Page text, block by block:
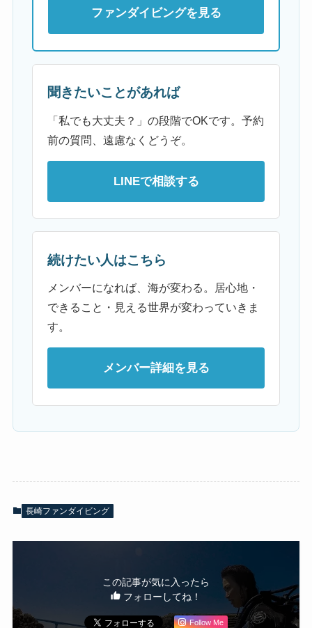
ファンダイビングを見る
聞きたいことがあれば
「私でも大丈夫？」の段階でOKです。予約
前の質問、遠慮なくどうぞ。
LINEで相談する
続けたい人はこちら
メンバーになれば、海が変わる。居心地・
できること・見える世界が変わっていきま
す。
メンバー詳細を見る
長崎ファンダイビング
この記事が気に入ったら
フォローしてね！
Follow Me